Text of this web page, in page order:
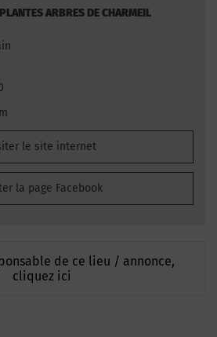
ARBRES DE CHARMEIL
le site internet
la page Facebook
de ce lieu / annonce,
cliquez ici